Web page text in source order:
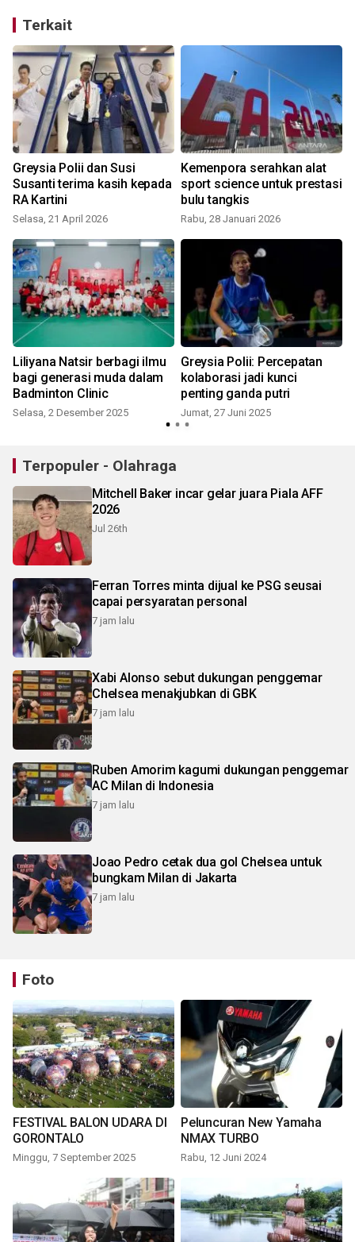
Terkait
Greysia Polii dan Susi
Susanti terima kasih kepada
RA Kartini
Selasa, 21 April 2026
Kemenpora serahkan alat
sport science untuk prestasi
bulu tangkis
Rabu, 28 Januari 2026
Liliyana Natsir berbagi ilmu
bagi generasi muda dalam
Badminton Clinic
Selasa, 2 Desember 2025
Greysia Polii: Percepatan
kolaborasi jadi kunci
penting ganda putri
Jumat, 27 Juni 2025
Terpopuler - Olahraga
Mitchell Baker incar gelar juara Piala AFF
2026
Jul 26th
Ferran Torres minta dijual ke PSG seusai
capai persyaratan personal
7 jam lalu
Xabi Alonso sebut dukungan penggemar
Chelsea menakjubkan di GBK
7 jam lalu
Ruben Amorim kagumi dukungan penggemar
AC Milan di Indonesia
7 jam lalu
Joao Pedro cetak dua gol Chelsea untuk
bungkam Milan di Jakarta
7 jam lalu
Foto
FESTIVAL BALON UDARA DI
GORONTALO
Minggu, 7 September 2025
Peluncuran New Yamaha
NMAX TURBO
Rabu, 12 Juni 2024